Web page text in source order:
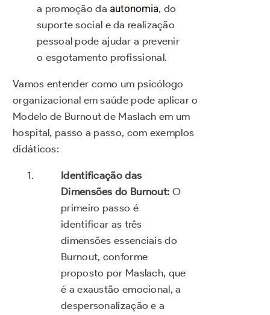
a promoção da autonomia, do
suporte social e da realização
pessoal pode ajudar a prevenir
o esgotamento profissional.
Vamos entender como um psicólogo
organizacional em saúde pode aplicar o
Modelo de Burnout de Maslach em um
hospital, passo a passo, com exemplos
didáticos:
Identificação das
Dimensões do Burnout: O
primeiro passo é
identificar as três
dimensões essenciais do
Burnout, conforme
proposto por Maslach, que
é a exaustão emocional, a
despersonalização e a